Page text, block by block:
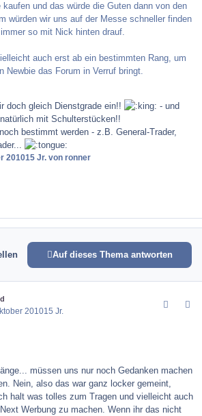
und das würde die Guten dann von den
würden wir uns auf der Messe schneller finden
so mit Nick hinten drauf.
auch erst ab ein bestimmten Rang, um
Newbie das Forum in Verruf bringt.
doch gleich Dienstgrade ein!!
- und
mit Schulterstücken!!
bestimmt werden - z.B. General-Trader,
201015 Jr. von ronner
Auf dieses Thema antworten
201015 Jr.
müssen uns nur noch Gedanken machen
Nein, also das war ganz locker gemeint,
halt was tolles zum Tragen und vielleicht auch
Werbung zu machen. Wenn ihr das nicht